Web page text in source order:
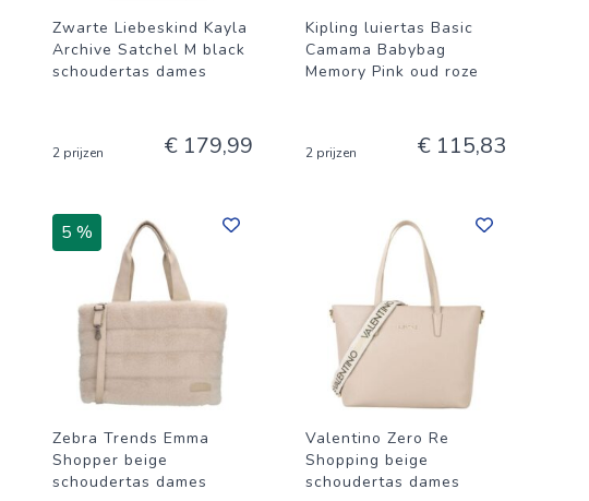
Zwarte Liebeskind Kayla
Archive Satchel M black
schoudertas dames
2 prijzen € 179,99
Kipling luiertas Basic
Camama Babybag
Memory Pink oud roze
2 prijzen € 115,83
5 %
Zebra Trends Emma
Shopper beige
schoudertas dames
Valentino Zero Re
Shopping beige
schoudertas dames